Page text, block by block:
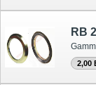
RB
2,00